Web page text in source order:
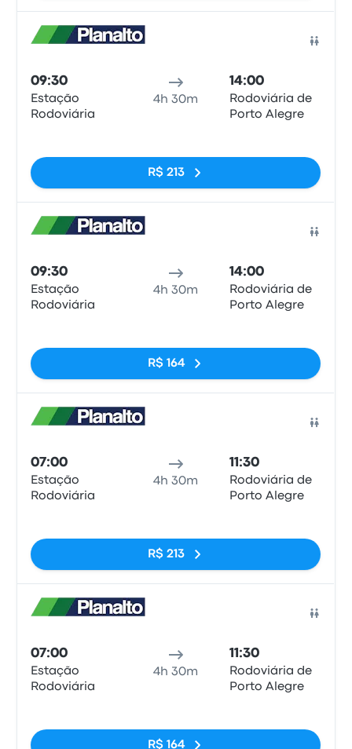
09:30
Estação
Rodoviária
4h 30m
14:00
Rodoviária de
Porto Alegre
R$ 213
09:30
Estação
Rodoviária
4h 30m
14:00
Rodoviária de
Porto Alegre
R$ 164
07:00
Estação
Rodoviária
4h 30m
11:30
Rodoviária de
Porto Alegre
R$ 213
07:00
Estação
Rodoviária
4h 30m
11:30
Rodoviária de
Porto Alegre
R$ 164